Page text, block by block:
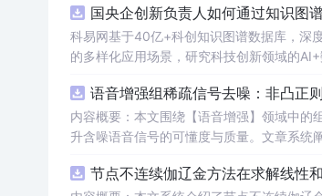
国央企创新负责人如何通过知识图
科易网基于40亿+科创知识图谱数据库，深
的多样化应用场景，研究科技创新领域的
语音增强组稀疏信号去噪：非凸正
内容概要：本文围绕【语音增强】领域中的
升含噪语音信号的可懂度与质量。文章系统
语音信号预处理、稀疏系数求解、去噪重构
节点不连续伽辽金方法在求解线性